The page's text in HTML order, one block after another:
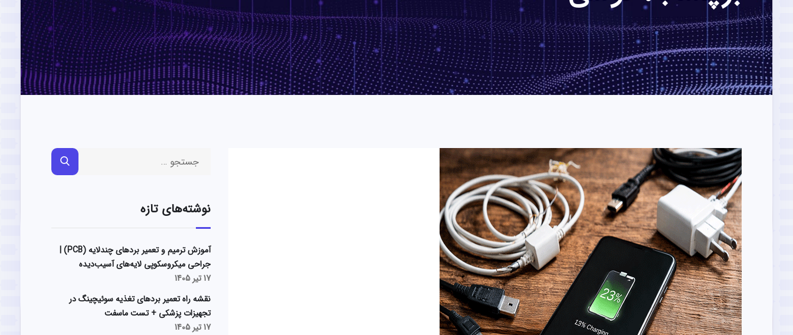
نوشته‌های تازه
آموزش ترمیم و تعمیر بردهای چندلایه (PCB) |
جراحی میکروسکوپی لایه‌های آسیب‌دیده
17 تیر 1405
نقشه راه تعمیر بردهای تغذیه سوئیچینگ در
تجهیزات پزشکی + تست ماسفت
17 تیر 1405